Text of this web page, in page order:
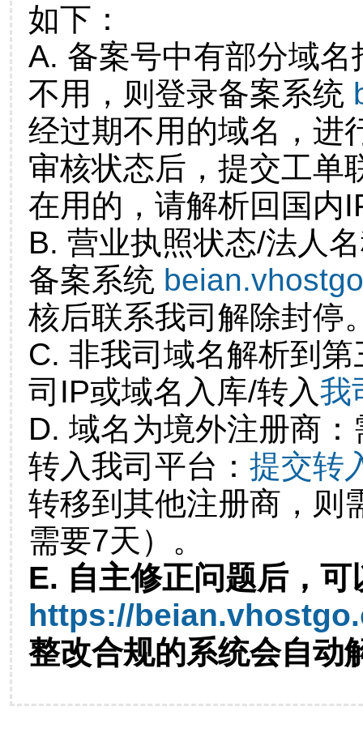
如下：
A. 备案号中有部分域
不用，则登录备案系统
经过期不用的域名，进
审核状态后，提交工单
在用的，请解析回国内
B. 营业执照状态/法人
备案系统
核后联系我司解除封停
C. 非我司域名解析到
司IP或域名入库/转入我
D. 域名为境外注册商
转入我司平台： 提交转
转移到其他注册商，则
需要7天）。
E. 自主修正问题后，可
https://
整改合规的系统会自动